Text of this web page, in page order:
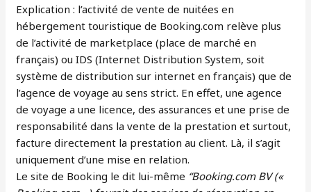
Explication : l’activité de vente de nuitées en
hébergement touristique de Booking.com relève plus
de l’activité de marketplace (place de marché en
français) ou IDS (Internet Distribution System, soit
système de distribution sur internet en français) que de
l’agence de voyage au sens strict. En effet, une agence
de voyage a une licence, des assurances et une prise de
responsabilité dans la vente de la prestation et surtout,
facture directement la prestation au client. Là, il s’agit
uniquement d’une mise en relation.
Le site de Booking le dit lui-même “Booking.com BV («